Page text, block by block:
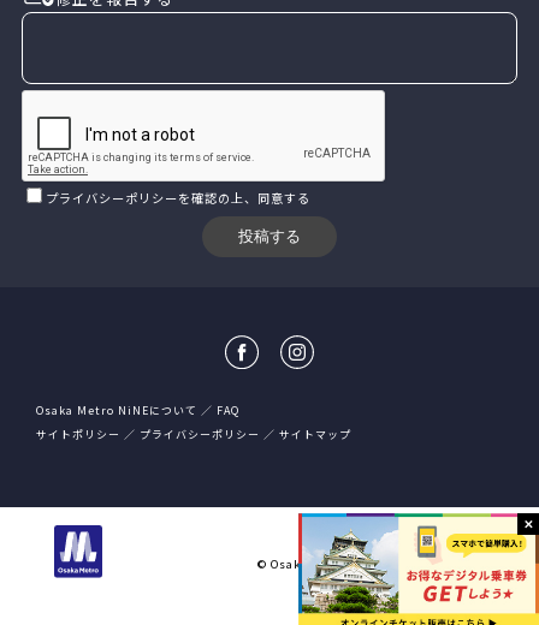
プライバシーポリシーを確認の上、同意する
Osaka Metro NiNEについて
FAQ
サイトポリシー
プライバシーポリシー サイトマップ
大阪市高速電気軌道株式会社
© Osaka Metro Co.,Ltd All rights reserved.